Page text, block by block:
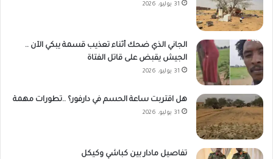
31 يوليو، 2026
الجاني الذي ضحك أثناء تعذيب قسمة يبكي الآن ..
الجيش يقبض على قاتل الفتاة
31 يوليو، 2026
هل اقتربت ساعة الحسم في دارفور؟ ..تطورات مهمة
31 يوليو، 2026
تفاصيل مادار بين كباشي وكيكل